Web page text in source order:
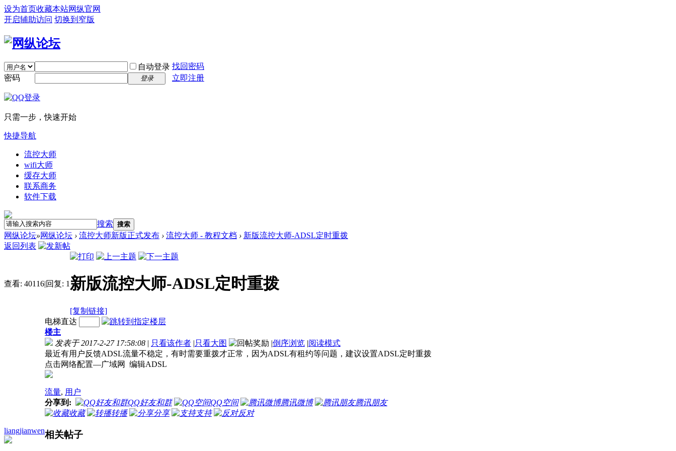
设为首页收藏本站网纵官网
开启辅助访问 切换到窄版
自动登录 找回密码
密码
登录 立即注册
只需一步，快速开始
快捷导航
流控大师
wifi大师
缓存大师
联系商务
软件下载
搜索 搜索
网纵论坛»网纵论坛 › 流控大师新版正式发布 › 流控大师 - 教程文档 › 新版流控大师-ADSL定时重拨
返回列表
查看: 40116|回复: 1 新版流控大师-ADSL定时重拨
[复制链接]
liangjianwen
电梯直达
楼主
发表于 2017-2-27 17:58:08 | 只看该作者 |只看大图 |倒序浏览 |阅读模式
最近有用户反馈ADSL流量不稳定，有时需要重拨才正常，因为ADSL有租约等问题，建议设置ADSL定时重拨
点击网络配置—广域网 编辑ADSL
流量, 用户
分享到:
QQ好友和群 QQ空间 腾讯微博
腾讯朋友
收藏
转播 分享 支持 反对
相关帖子